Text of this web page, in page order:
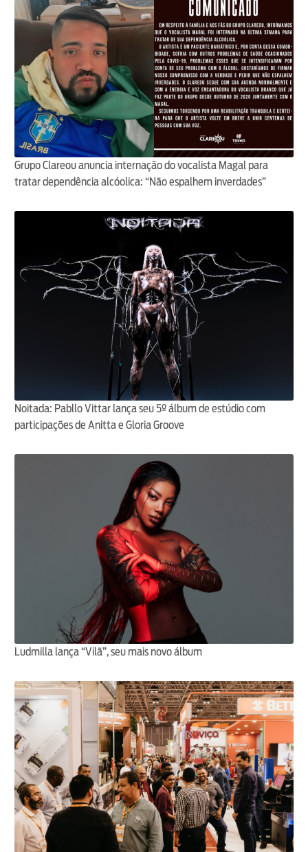
Grupo Clareou anuncia internação do vocalista Magal para
tratar dependência alcóolica: “Não espalhem inverdades”
Noitada: Pabllo Vittar lança seu 5º álbum de estúdio com
participações de Anitta e Gloria Groove
Ludmilla lança “Vilã”, seu mais novo álbum